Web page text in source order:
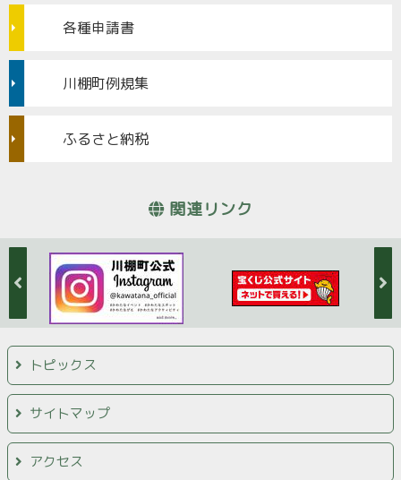
各種申請書
川棚町例規集
ふるさと納税
関連リンク
トピックス
サイトマップ
アクセス